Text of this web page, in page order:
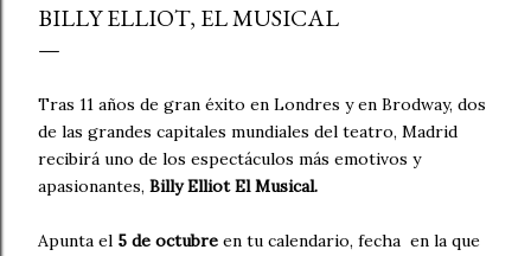
BILLY ELLIOT, EL MUSICAL
Tras 11 años de gran éxito en Londres y en Brodway, dos
de las grandes capitales mundiales del teatro, Madrid
recibirá uno de los espectáculos más emotivos y
apasionantes, Billy Elliot El Musical.
Apunta el 5 de octubre en tu calendario, fecha en la que